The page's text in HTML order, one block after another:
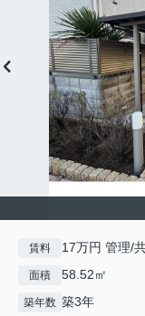
賃料 17万円 管理/
面積 58.52㎡
築年数 築3年